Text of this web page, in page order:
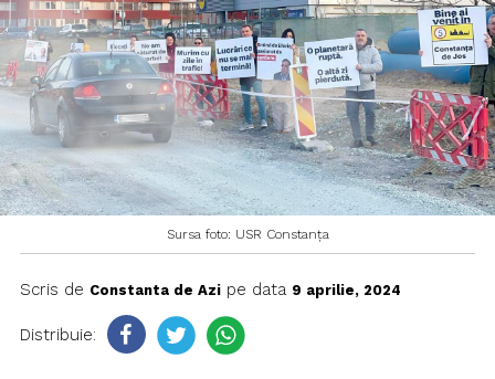
Sursa foto: USR Constanța
Scris de Constanta de Azipe data 9 aprilie, 2024
Distribuie: